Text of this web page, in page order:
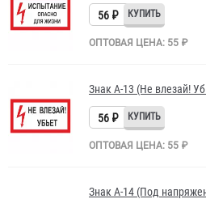
56 ₽
ОПТОВАЯ ЦЕНА: 55 ₽
Знак A-13 (Не влезай!
56 ₽
ОПТОВАЯ ЦЕНА: 55 ₽
Знак A-14 (Под